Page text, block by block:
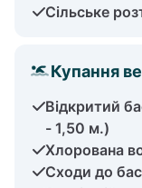
Сільське
Купання
Відкритий
- 1,50 м.)
Хлорована
Сходи до